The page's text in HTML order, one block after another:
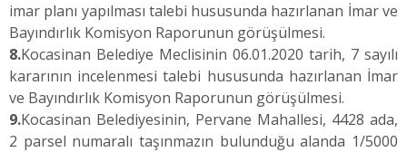
imar planı yapılması talebi hususunda hazırlanan İmar ve
Bayındırlık Komisyon Raporunun görüşülmesi.
8.Kocasinan Belediye Meclisinin 06.01.2020 tarih, 7 sayılı
kararının incelenmesi talebi hususunda hazırlanan İmar
ve Bayındırlık Komisyon Raporunun görüşülmesi.
9.Kocasinan Belediyesinin, Pervane Mahallesi, 4428 ada,
2 parsel numaralı taşınmazın bulunduğu alanda 1/5000